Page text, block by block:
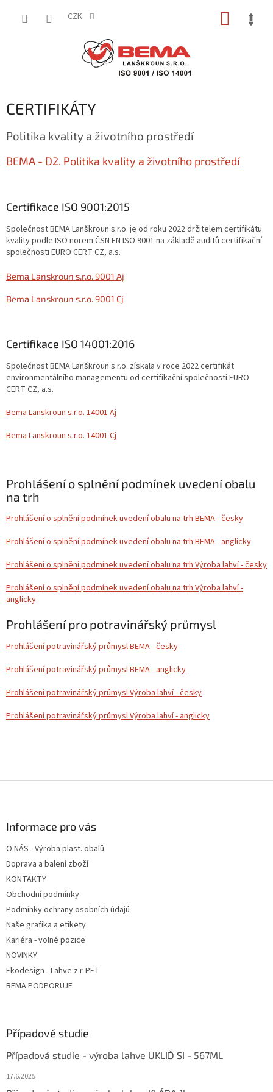
CZK
CERTIFIKÁTY
Politika kvality a životního prostředí
BEMA - D2. Politika kvality a životního prostředí
Certifikace ISO 9001:2015
Společnost BEMA Lanškroun s.r.o. je od roku 2022 držitelem certifikátu
kvality podle ISO norem ČSN EN ISO 9001 na základě auditů certifikační
společnosti EURO CERT CZ, a.s.
Bema Lanskroun s.r.o. 9001 Aj
Bema Lanskroun s.r.o. 9001 Cj
Certifikace ISO 14001:2016
Společnost BEMA Lanškroun s.r.o. získala v roce 2022 certifikát
environmentálního managementu od certifikační společnosti EURO
CERT CZ, a.s.
Bema Lanskroun s.r.o. 14001 Aj
Bema Lanskroun s.r.o. 14001 Cj
Prohlášení o splnění podmínek uvedení obalu
na trh
Prohlášení o splnění podmínek uvedení obalu na trh BEMA - česky
Prohlášení o splnění podmínek uvedení obalu na trh BEMA - anglicky
Prohlášení o splnění podmínek uvedení obalu na trh Výroba lahví - česky
Prohlášení o splnění podmínek uvedení obalu na trh Výroba lahví -
anglicky
Prohlášení pro potravinářský průmysl
Prohlášení potravinářský průmysl BEMA - česky
Prohlášení potravinářský průmysl BEMA - anglicky
Prohlášení potravinářský průmysl Výroba lahví - česky
Prohlášení potravinářský průmysl Výroba lahví - anglicky
Informace pro vás
O NÁS - Výroba plast. obalů
Doprava a balení zboží
KONTAKTY
Obchodní podmínky
Podmínky ochrany osobních údajů
Naše grafika a etikety
Kariéra - volné pozice
NOVINKY
Ekodesign - Lahve z r-PET
BEMA PODPORUJE
Případové studie
Případová studie - výroba lahve UKLIĎ SI - 567ML
17.6.2025